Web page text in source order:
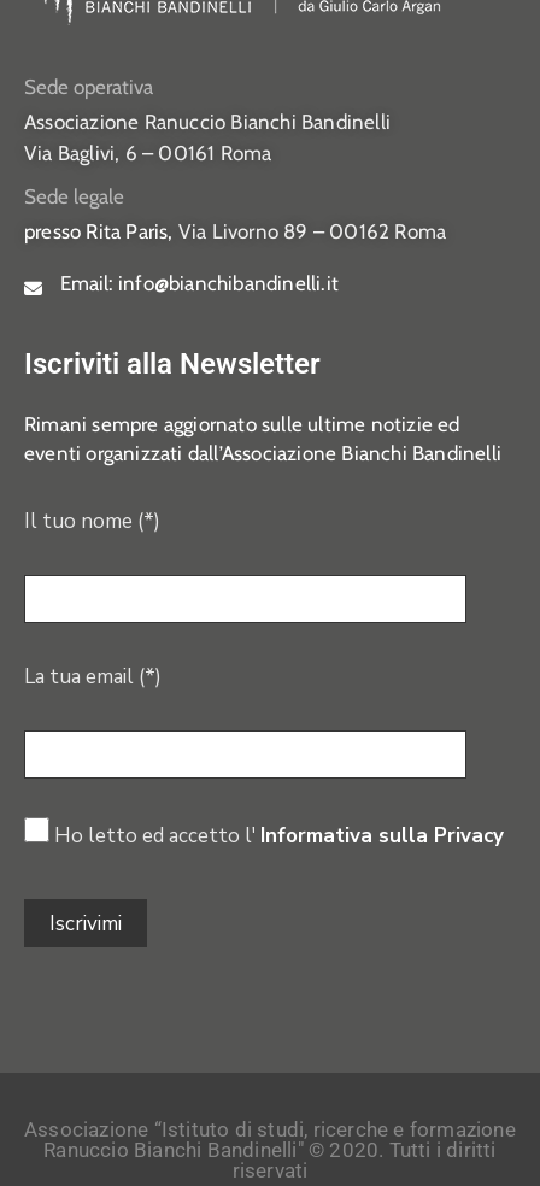
Sede operativa
Associazione Ranuccio Bianchi Bandinelli
Via Baglivi, 6 – 00161 Roma
Sede legale
presso Rita Paris, Via Livorno 89 – 00162 Roma
Email: info@bianchibandinelli.it
Iscriviti alla Newsletter
Rimani sempre aggiornato sulle ultime notizie ed
eventi organizzati dall’Associazione Bianchi Bandinelli
Il tuo nome (*)
La tua email (*)
Ho letto ed accetto l' Informativa sulla Privacy
Associazione “Istituto di studi, ricerche e formazione
Ranuccio Bianchi Bandinelli" © 2020. Tutti i diritti
riservati